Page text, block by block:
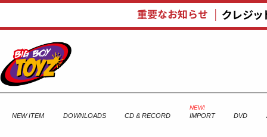
NEW ITEM DOWNLOADS CD & RECORD IMPORT DVD